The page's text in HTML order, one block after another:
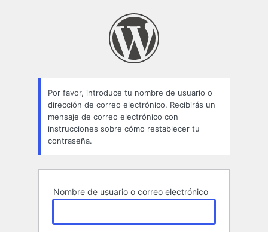
Por favor, introduce tu nombre de usuario o
dirección de correo electrónico. Recibirás un
mensaje de correo electrónico con
instrucciones sobre cómo restablecer tu
contraseña.
Nombre de usuario o correo electrónico